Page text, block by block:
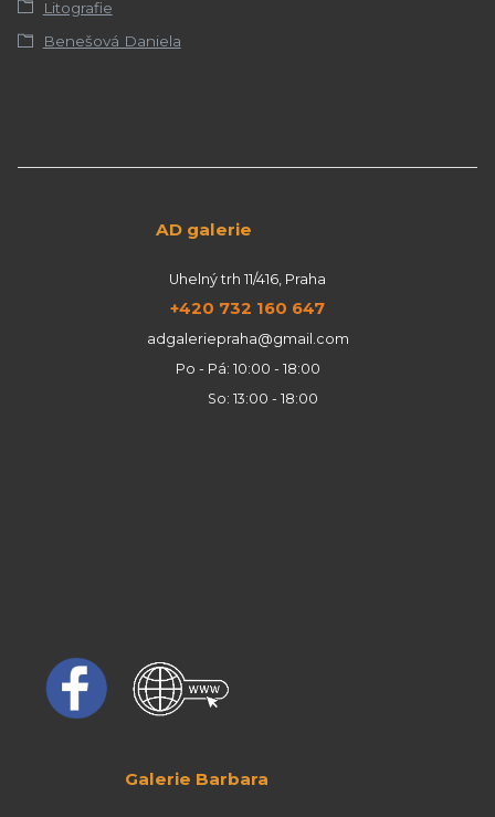
Litografie
Benešová Daniela
AD galerie
Uhelný trh 11/416, Praha
+420 732 160 647
adgaleriepraha@gmail.com
Po - Pá: 10:00 - 18:00
So: 13:00 - 18:00
Galerie Barbara